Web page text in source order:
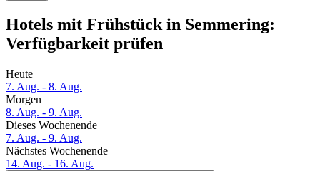
Hotels mit Frühstück in Semmering:
Verfügbarkeit prüfen
Heute
7. Aug. - 8. Aug.
Morgen
8. Aug. - 9. Aug.
Dieses Wochenende
7. Aug. - 9. Aug.
Nächstes Wochenende
14. Aug. - 16. Aug.